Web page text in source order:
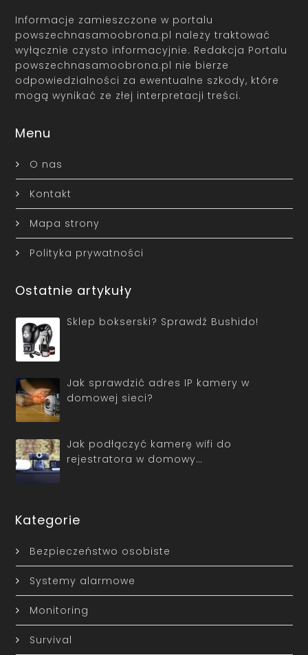
Informacje zamieszczone w portalu
powszechnasamoobrona.pl należy traktować
wyłącznie czysto informacyjnie. Redakcja Portalu
powszechnasamoobrona.pl nie bierze
odpowiedzialności za ewentualne szkody, które
mogą wynikać ze złej interpretacji treści.
Menu
O nas
Kontakt
Mapa strony
Polityka prywatności
Ostatnie artykuły
Sklep bokserski? Sprawdź Bushido!
Jak sprawdzić adres IP kamery w
domowej sieci?
Jak podłączyć kamerę wifi do
rejestratora w domowy…
Kategorie
Bezpieczeństwo osobiste
Systemy alarmowe
Monitoring
Survival